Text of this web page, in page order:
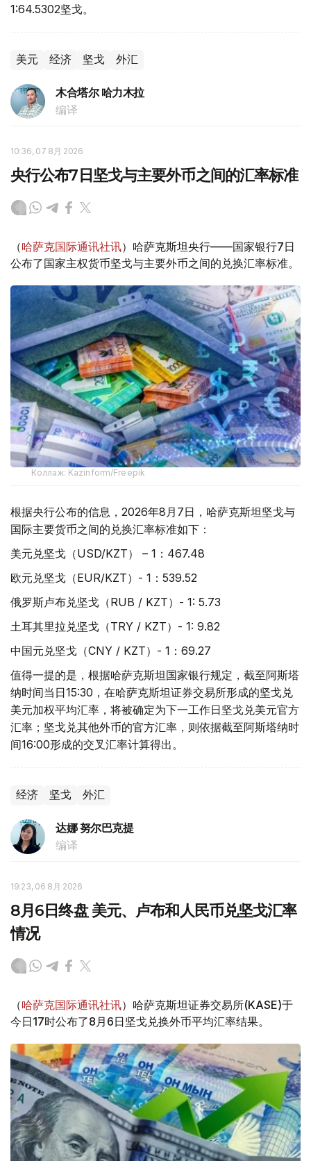
1:64.5302坚戈。
美元 经济 坚戈 外汇
木合塔尔 哈力木拉
编译
10:36, 07 8月 2026
央行公布7日坚戈与主要外币之间的汇率标准
（哈萨克国际通讯社讯）哈萨克斯坦央行——国家银行7日
公布了国家主权货币坚戈与主要外币之间的兑换汇率标准。
Коллаж: Kazinform/Freepik
根据央行公布的信息，2026年8月7日，哈萨克斯坦坚戈与
国际主要货币之间的兑换汇率标准如下：
美元兑坚戈（USD/KZT） – 1：467.48
欧元兑坚戈（EUR/KZT）- 1：539.52
俄罗斯卢布兑坚戈（RUB / KZT）- 1: 5.73
土耳其里拉兑坚戈（TRY / KZT）- 1: 9.82
中国元兑坚戈（CNY / KZT）- 1：69.27
值得一提的是，根据哈萨克斯坦国家银行规定，截至阿斯塔
纳时间当日15:30，在哈萨克斯坦证券交易所形成的坚戈兑
美元加权平均汇率，将被确定为下一工作日坚戈兑美元官方
汇率；坚戈兑其他外币的官方汇率，则依据截至阿斯塔纳时
间16:00形成的交叉汇率计算得出。
经济 坚戈 外汇
达娜 努尔巴克提
编译
19:23, 06 8月 2026
8月6日终盘 美元、卢布和人民币兑坚戈汇率
情况
（哈萨克国际通讯社讯）哈萨克斯坦证券交易所(KASE)于
今日17时公布了8月6日坚戈兑换外币平均汇率结果。